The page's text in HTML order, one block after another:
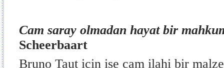
Cam saray olmadan hayat bir
Scheerbaart
Bruno Taut için ise cam ilahi bir